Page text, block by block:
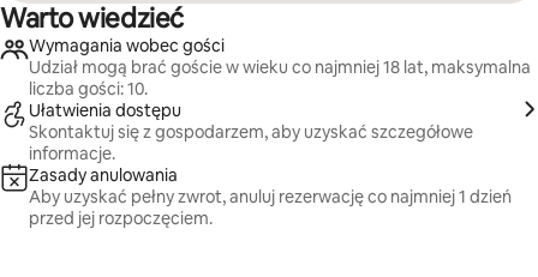
Warto wiedzieć
Wymagania wobec gości
Udział mogą brać goście w wieku co najmniej 18 lat, maksymalna
liczba gości: 10.
Ułatwienia dostępu
Skontaktuj się z gospodarzem, aby uzyskać szczegółowe
informacje.
Zasady anulowania
Aby uzyskać pełny zwrot, anuluj rezerwację co najmniej 1 dzień
przed jej rozpoczęciem.